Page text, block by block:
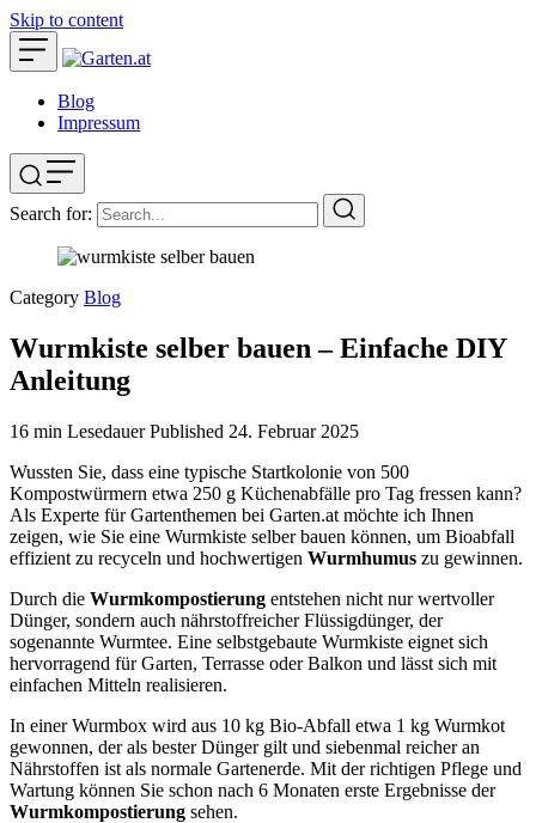
Skip to content
Blog
Impressum
Search for:
Category Blog
Wurmkiste selber bauen – Einfache DIY
Anleitung
16 min LesedauerPublished 24. Februar 2025
Wussten Sie, dass eine typische Startkolonie von 500
Kompostwürmern etwa 250 g Küchenabfälle pro Tag fressen kann?
Als Experte für Gartenthemen bei Garten.at möchte ich Ihnen
zeigen, wie Sie eine Wurmkiste selber bauen können, um Bioabfall
effizient zu recyceln und hochwertigen Wurmhumus zu gewinnen.
Durch die Wurmkompostierung entstehen nicht nur wertvoller
Dünger, sondern auch nährstoffreicher Flüssigdünger, der
sogenannte Wurmtee. Eine selbstgebaute Wurmkiste eignet sich
hervorragend für Garten, Terrasse oder Balkon und lässt sich mit
einfachen Mitteln realisieren.
In einer Wurmbox wird aus 10 kg Bio-Abfall etwa 1 kg Wurmkot
gewonnen, der als bester Dünger gilt und siebenmal reicher an
Nährstoffen ist als normale Gartenerde. Mit der richtigen Pflege und
Wartung können Sie schon nach 6 Monaten erste Ergebnisse der
Wurmkompostierung sehen.